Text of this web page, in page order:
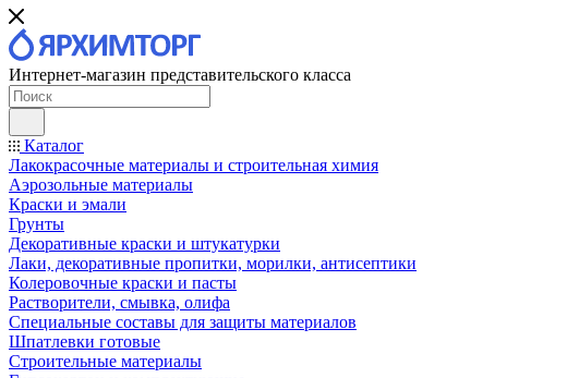
Интернет-магазин представительского класса
Каталог
Лакокрасочные материалы и строительная химия
Аэрозольные материалы
Краски и эмали
Грунты
Декоративные краски и штукатурки
Лаки, декоративные пропитки, морилки, антисептики
Колеровочные краски и пасты
Растворители, смывка, олифа
Специальные составы для защиты материалов
Шпатлевки готовые
Строительные материалы